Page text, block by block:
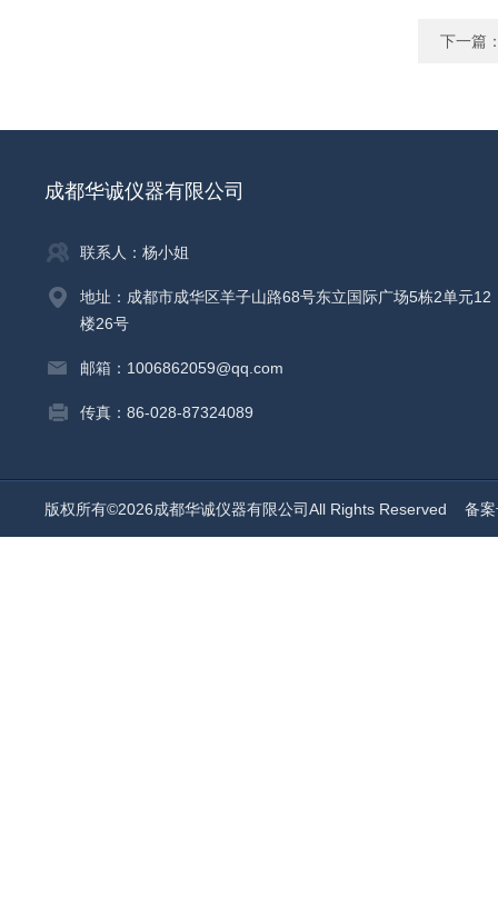
下一篇
成都华诚仪器有限公司
联系人：杨小姐
地址：成都市成华区羊子山路68号东立国际广场5栋2单元12
楼26号
邮箱：1006862059@qq.com
传真：86-028-87324089
版权所有©2026成都华诚仪器有限公司All Rights Reserved 备